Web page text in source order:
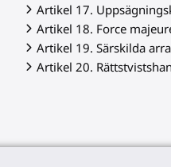
Artikel 17.
Artikel 18. Force
Artikel 19. Särskilda
Artikel 20.